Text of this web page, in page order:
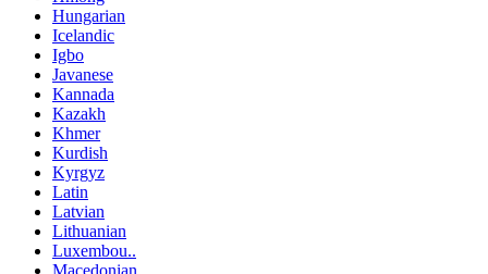
Hungarian
Icelandic
Igbo
Javanese
Kannada
Kazakh
Khmer
Kurdish
Kyrgyz
Latin
Latvian
Lithuanian
Luxembou..
Macedonian